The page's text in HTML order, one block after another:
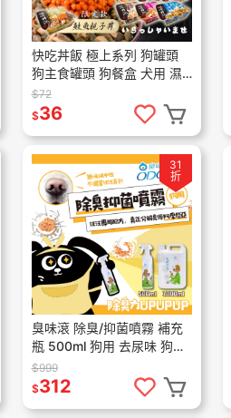
快吃丼飯 極上系列 狗罐頭
狗主食罐頭 狗餐盒 犬用 濕
糧 寵物餐盒 丼飯 80g
$72
$36
31
折
臭味滾 除臭/抑菌噴霧 補充
瓶 500ml 狗用 去尿味 狗尿
除臭
$999
$312